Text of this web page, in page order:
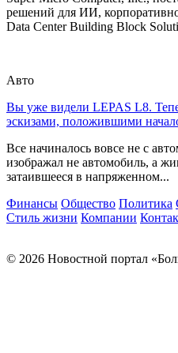
решений для ИИ,
Data Center Building Block
Авто
Вы уже видели LEPAS L8.
эскизами, положившими
Все начиналось вовсе не с
изображал не автомобиль, а
затаившееся в напряженном...
Финансы Общество Политика
Стиль жизни Компании
© 2026 Новостной портал